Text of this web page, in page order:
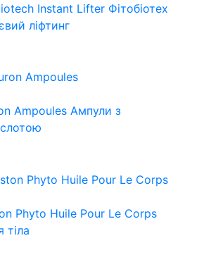
Instant Lifter Фітобіотех
ліфтинг
Ampoules Ампули з
Phyto Huile Pour Le Corps
тіла